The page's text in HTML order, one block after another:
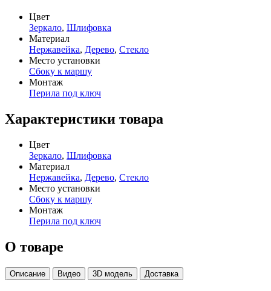
Цвет
Зеркало, Шлифовка
Материал
Нержавейка, Дерево, Стекло
Место установки
Сбоку к маршу
Монтаж
Перила под ключ
Характеристики товара
Цвет
Зеркало, Шлифовка
Материал
Нержавейка, Дерево, Стекло
Место установки
Сбоку к маршу
Монтаж
Перила под ключ
О товаре
Описание Видео 3D модель Доставка